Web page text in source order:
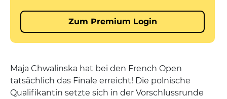
Maja Chwalinska hat bei den French Open
tatsächlich das Finale erreicht! Die polnische
Qualifikantin setzte sich in der Vorschlussrunde